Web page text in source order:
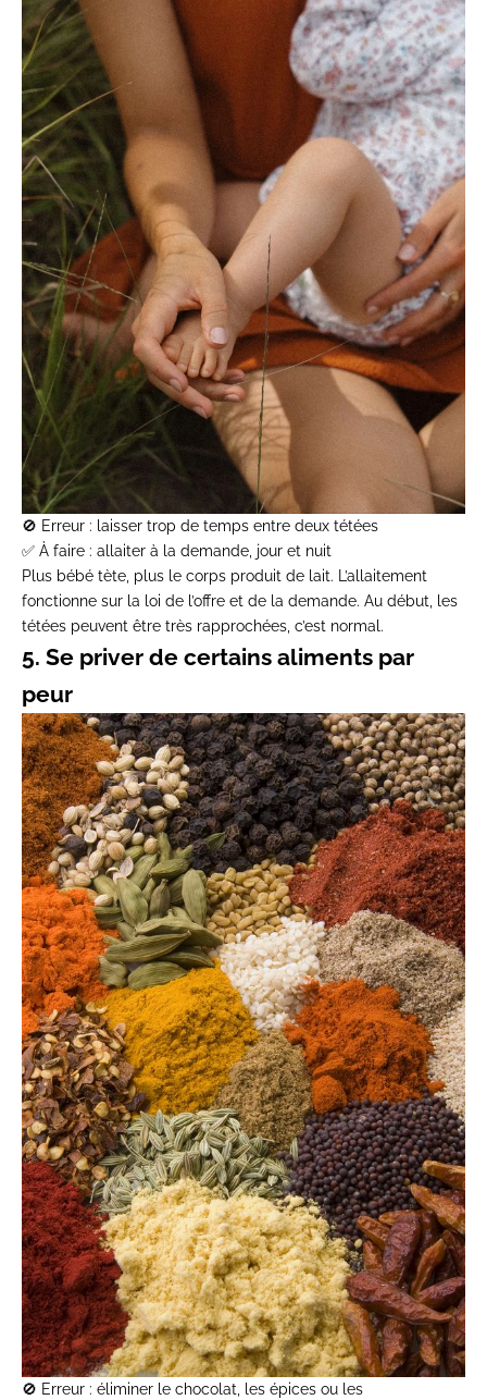
🚫 Erreur : laisser trop de temps entre deux tétées
✅ À faire : allaiter à la demande, jour et nuit
Plus bébé tète, plus le corps produit de lait. L’allaitement
fonctionne sur la loi de l’offre et de la demande. Au début, les
tétées peuvent être très rapprochées, c’est normal.
5. Se priver de certains aliments par
peur
🚫 Erreur : éliminer le chocolat, les épices ou les